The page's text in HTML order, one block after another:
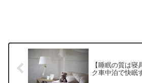
【睡眠の質は
ク車中泊で快眠